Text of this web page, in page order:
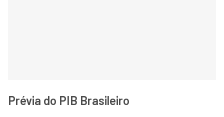
Prévia do PIB Brasileiro